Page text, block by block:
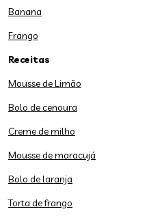
Banana
Frango
Receitas
Mousse de Limão
Bolo de cenoura
Creme de milho
Mousse de maracujá
Bolo de laranja
Torta de frango